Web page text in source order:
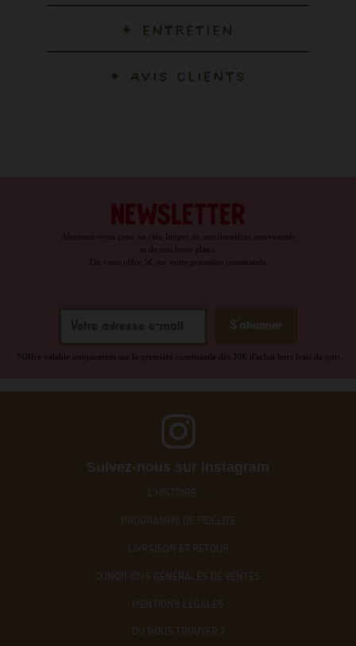
ENTRETIEN
AVIS CLIENTS
Abonnez-vous pour ne rien louper de nos dernières nouveautés
et de nos bons plans.
On vous offre 5€ sur votre première commande
*Offre valable uniquement sur la première commande dès 30€ d'achat hors frais de port
Suivez-nous sur instagram
L'HISTOIRE ....
PROGRAMME DE FIDÉLITÉ
LIVRAISON ET RETOUR
CONDITIONS GÉNÉRALES DE VENTES
MENTIONS LÉGALES
OÙ NOUS TROUVER ?